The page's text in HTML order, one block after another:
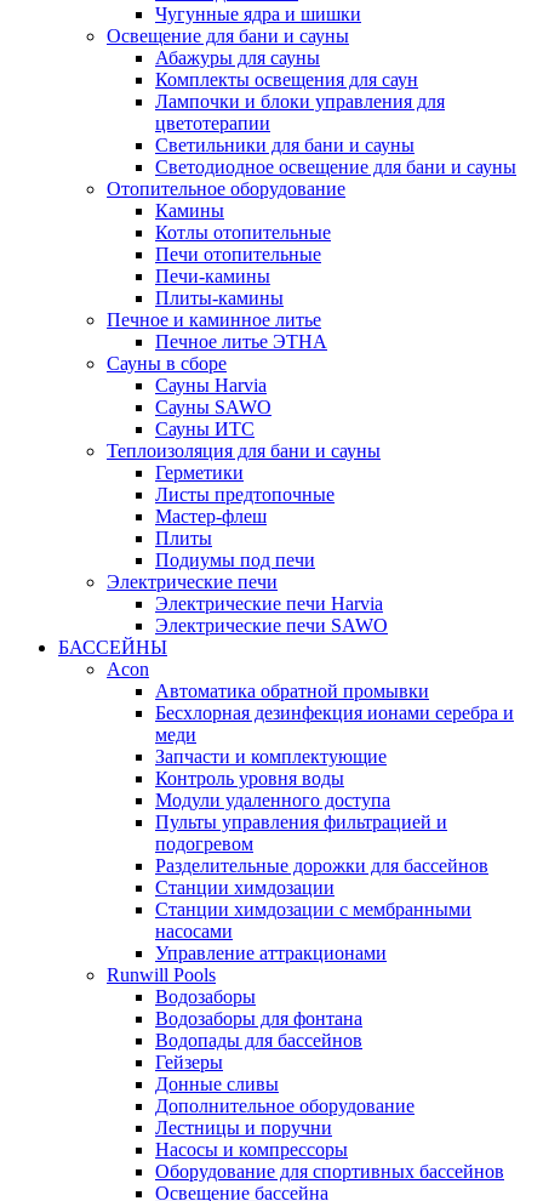
Чугунные ядра и шишки
Освещение для бани и сауны
Абажуры для сауны
Комплекты освещения для саун
Лампочки и блоки управления для
цветотерапии
Светильники для бани и сауны
Светодиодное освещение для бани и сауны
Отопительное оборудование
Камины
Котлы отопительные
Печи отопительные
Печи-камины
Плиты-камины
Печное и каминное литье
Печное литье ЭТНА
Сауны в сборе
Cауны Harvia
Сауны SAWO
Сауны ИТС
Теплоизоляция для бани и сауны
Герметики
Листы предтопочные
Мастер-флеш
Плиты
Подиумы под печи
Электрические печи
Электрические печи Harvia
Электрические печи SAWO
БАССЕЙНЫ
Acon
Автоматика обратной промывки
Беcхлорная дезинфекция ионами серебра и
меди
Запчасти и комплектующие
Контроль уровня воды
Модули удаленного доступа
Пульты управления фильтрацией и
подогревом
Разделительные дорожки для бассейнов
Станции химдозации
Станции химдозации с мембранными
насосами
Управление аттракционами
Runwill Pools
Водозаборы
Водозаборы для фонтана
Водопады для бассейнов
Гейзеры
Донные сливы
Дополнительное оборудование
Лестницы и поручни
Насосы и компрессоры
Оборудование для спортивных бассейнов
Освещение бассейна